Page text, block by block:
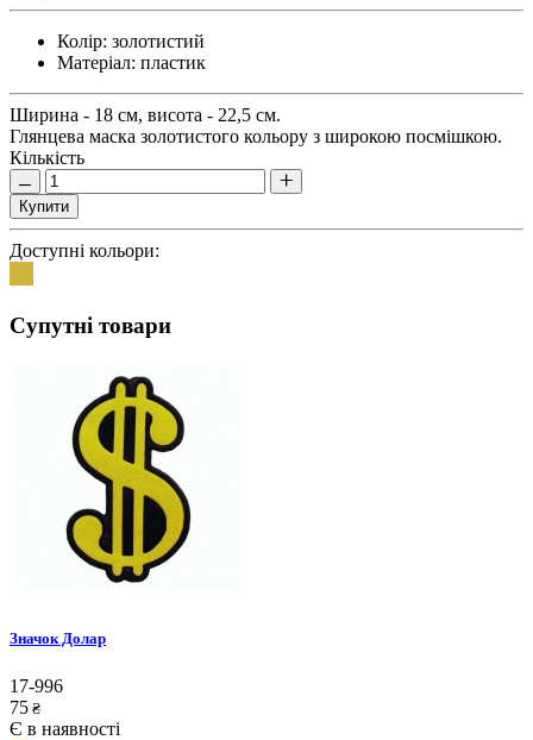
Колір: золотистий
Матеріал: пластик
Ширина - 18 см, висота - 22,5 см.
Глянцева маска золотистого кольору з широкою посмішкою.
Кількість
Купити
Доступні кольори:
Супутні товари
Значок Долар
17-996
75 ₴
Є в наявності